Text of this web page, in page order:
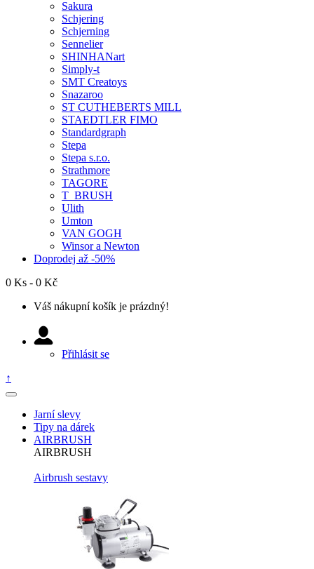
Sakura
Schjering
Schjerning
Sennelier
SHINHANart
Simply-t
SMT Creatoys
Snazaroo
ST CUTHEBERTS MILL
STAEDTLER FIMO
Standardgraph
Stepa
Stepa s.r.o.
Strathmore
TAGORE
T_BRUSH
Ulith
Umton
VAN GOGH
Winsor a Newton
Doprodej až -50%
0 Ks - 0 Kč
Váš nákupní košík je prázdný!
Přihlásit se
↑
Jarní slevy
Tipy na dárek
AIRBRUSH
AIRBRUSH
Airbrush sestavy